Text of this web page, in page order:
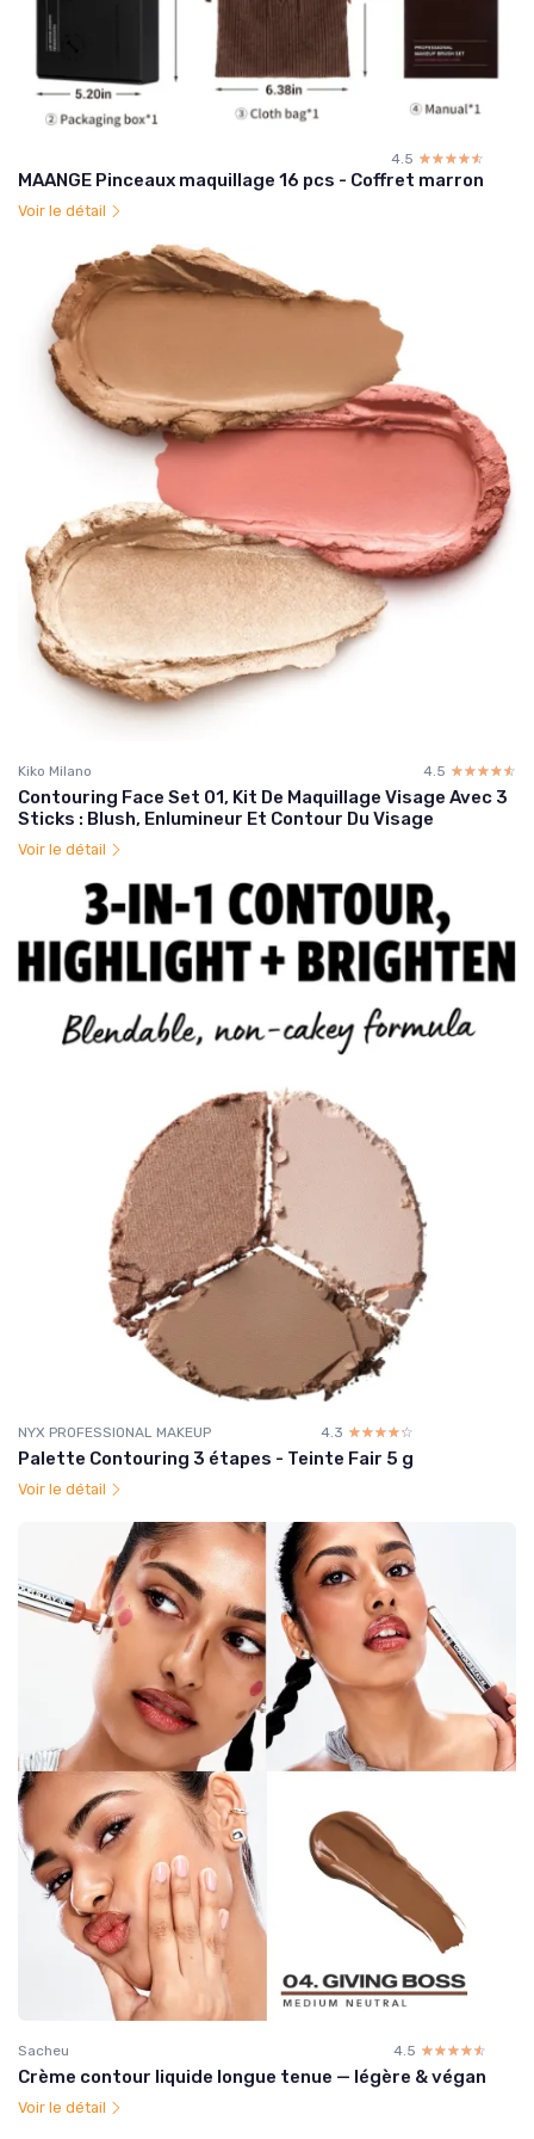
4.5 ☆☆☆☆☆
★★★★★
MAANGE Pinceaux maquillage 16 pcs - Coffret marron
Voir le détail
Kiko Milano 4.5 ☆☆☆☆☆
★★★★★
Contouring Face Set 01, Kit De Maquillage Visage Avec 3
Sticks : Blush, Enlumineur Et Contour Du Visage
Voir le détail
NYX PROFESSIONAL MAKEUP 4.3 ☆☆☆☆☆
★★★★★
Palette Contouring 3 étapes - Teinte Fair 5 g
Voir le détail
Sacheu 4.5 ☆☆☆☆☆
★★★★★
Crème contour liquide longue tenue — légère & végan
Voir le détail